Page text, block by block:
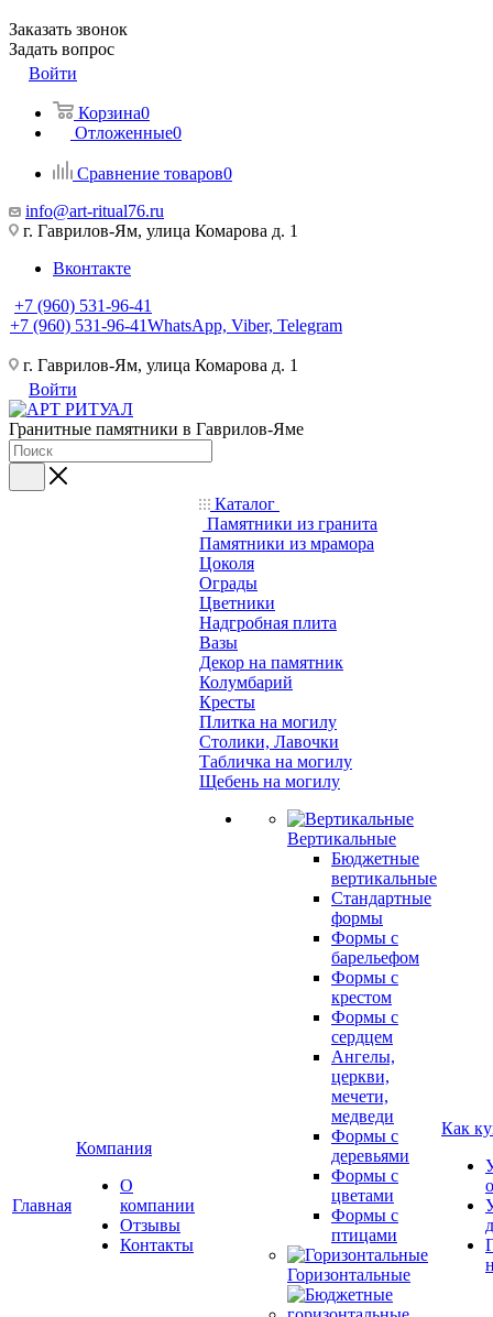
Заказать звонок
Задать вопрос
Войти
Корзина0
Отложенные0
Сравнение товаров0
info@art-ritual76.ru
г. Гаврилов-Ям, улица Комарова д. 1
Вконтакте
+7 (960) 531-96-41
+7 (960) 531-96-41WhatsApp, Viber, Telegram
г. Гаврилов-Ям, улица Комарова д. 1
Войти
Гранитные памятники в Гаврилов-Яме
Главная
Компания
О
компании
Отзывы
Контакты
Каталог
Памятники из гранита
Памятники из мрамора
Цоколя
Ограды
Цветники
Надгробная плита
Вазы
Декор на памятник
Колумбарий
Кресты
Плитка на могилу
Столики, Лавочки
Табличка на могилу
Щебень на могилу
Вертикальные
Бюджетные
вертикальные
Стандартные
формы
Формы с
барельефом
Формы с
крестом
Формы с
сердцем
Ангелы,
церкви,
мечети,
медведи
Формы с
деревьями
Формы с
цветами
Формы с
птицами
Горизонтальные
Как